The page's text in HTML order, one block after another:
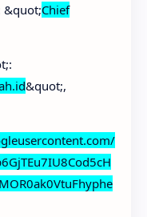
&quot;Chief
&quot;,